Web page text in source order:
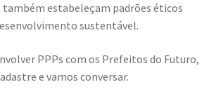
também estabeleçam padrões éticos
sustentável.
PPPs com os Prefeitos do Futuro,
e vamos conversar.